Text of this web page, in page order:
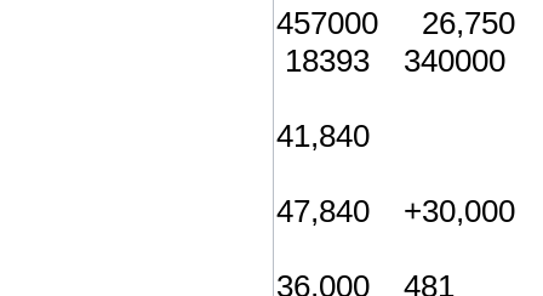
457000
18393 340000
41,840
47,840 +30,000
36,000 481